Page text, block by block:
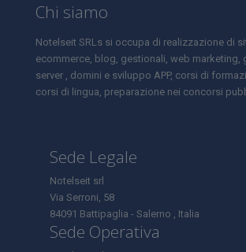
Chi siamo
Notelseit SRLs si occupa di realizzazione di
ecommerce, blog, gestionali, web marketing,
server , domini e sviluppo APP, corsi di
corsi di lingua, preparazione nei concorsi
Sede Legale
Notelseit srl
Via Serroni, 58
84091 Battipaglia - Salerno , Italia
Sede Operativa